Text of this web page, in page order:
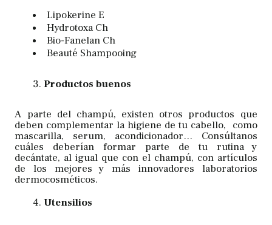
Lipokerine E
Hydrotoxa Ch
Bio-Fanelan Ch
Beauté Shampooing
Productos buenos
A parte del champú, existen otros productos que
deben complementar la higiene de tu cabello, como
mascarilla, serum, acondicionador… Consúltanos
cuáles deberían formar parte de tu rutina y
decántate, al igual que con el champú, con artículos
de los mejores y más innovadores laboratorios
dermocosméticos.
Utensilios